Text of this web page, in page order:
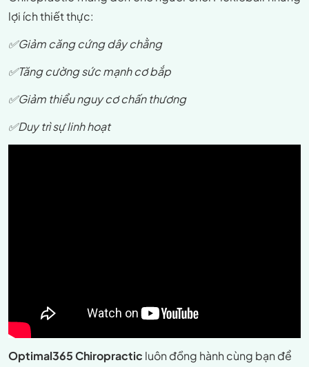
lợi ích thiết thực:
✅Giảm căng cứng dây chằng
✅Tăng cường sức mạnh cơ bắp
✅Giảm thiểu nguy cơ chấn thương
✅Duy trì sự linh hoạt
Optimal365 Chiropractic luôn đồng hành cùng bạn để